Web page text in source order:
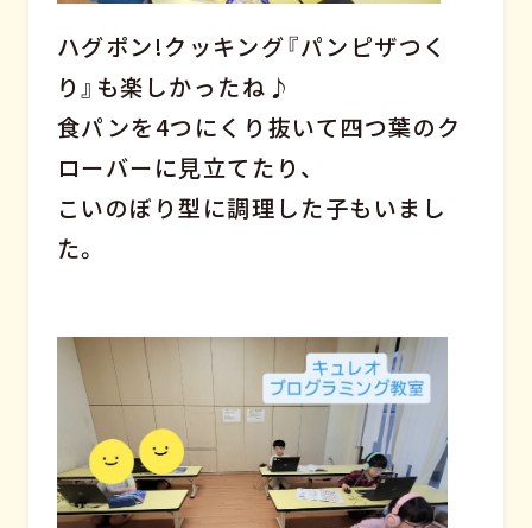
ハグポン!クッキング『パンピザつく
り』も楽しかったね♪
食パンを4つにくり抜いて四つ葉のク
ローバーに見立てたり、
こいのぼり型に調理した子もいまし
た。